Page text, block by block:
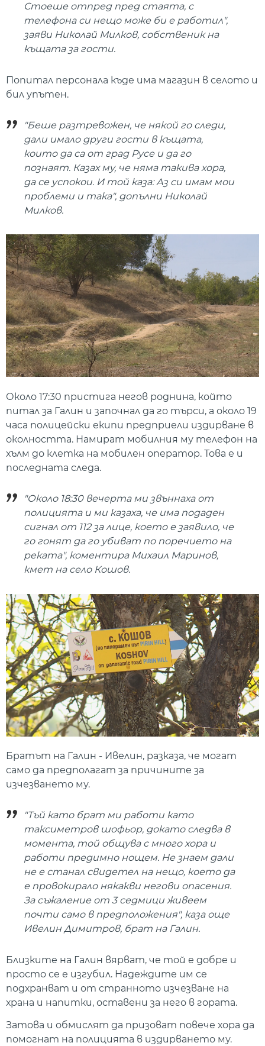
Стоеше отпред пред стаята, с
телефона си нещо може би е работил",
заяви Николай Милков, собственик на
къщата за гости.
Попитал персонала къде има магазин в селото и
бил упътен.
"Беше разтревожен, че някой го следи,
дали имало други гости в къщата,
които да са от град Русе и да го
познаят. Казах му, че няма такива хора,
да се успокои. И той каза: Аз си имам мои
проблеми и така", допълни Николай
Милков.
Около 17:30 пристига негов роднина, който
питал за Галин и започнал да го търси, а около 19
часа полицейски екипи предприели издирване в
околността. Намират мобилния му телефон на
хълм до клетка на мобилен оператор. Това е и
последната следа.
"Около 18:30 вечерта ми звъннаха от
полицията и ми казаха, че има подаден
сигнал от 112 за лице, което е заявило, че
го гонят да го убиват по поречието на
реката", коментира Михаил Маринов,
кмет на село Кошов.
Братът на Галин - Ивелин, разказа, че могат
само да предполагат за причините за
изчезването му.
"Тъй като брат ми работи като
таксиметров шофьор, докато следва в
момента, той общува с много хора и
работи предимно нощем. Не знаем дали
не е станал свидетел на нещо, което да
е провокирало някакви негови опасения.
За съжаление от 3 седмици живеем
почти само в предположения", каза още
Ивелин Димитров, брат на Галин.
Близките на Галин вярват, че той е добре и
просто се е изгубил. Надеждите им се
подхранват и от странното изчезване на
храна и напитки, оставени за него в гората.
Затова и обмислят да призоват повече хора да
помогнат на полицията в издирването му.